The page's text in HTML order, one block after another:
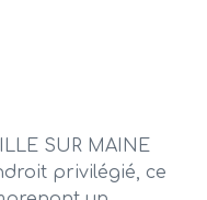
SUR MAINE
privilégié, ce